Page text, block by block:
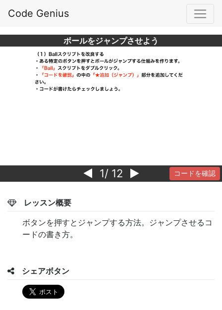
Code Genius
ボールをジャンプさせよう
1/ 12 コードを確認
レッスン概要
ボタンを押すとジャンプする方法。ジャンプさせるコ
ードの書き方。
シェアボタン